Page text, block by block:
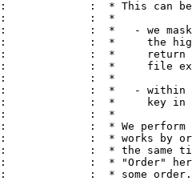
:  * This can
:  *
:  *   - we
:  *     the
:  *
:  *     file
:  *
:  *   -
:  *     key
:  *
:  * We
:  * works by
:  * the same
:  * "Order"
:  * some